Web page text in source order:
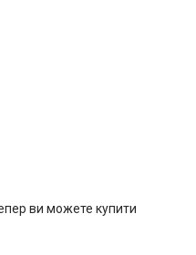
ви можете купити